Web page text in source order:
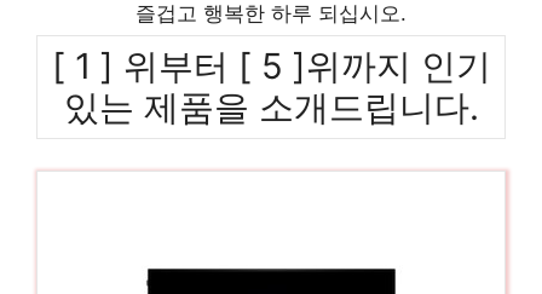
즐겁고 행복한 하루 되십시오.
[ 1 ] 위부터 [ 5 ]위까지 인기
있는 제품을 소개드립니다.